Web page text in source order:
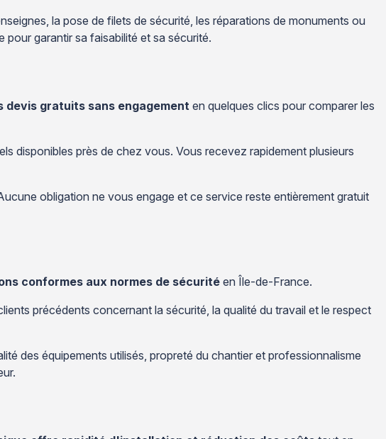
la pose de filets de sécurité, les réparations de monuments ou
garantir sa faisabilité et sa sécurité.
devis gratuits sans engagement en quelques clics pour comparer les
disponibles près de chez vous. Vous recevez rapidement plusieurs
obligation ne vous engage et ce service reste entièrement gratuit
conformes aux normes de sécurité en Île-de-France.
précédents concernant la sécurité, la qualité du travail et le respect
des équipements utilisés, propreté du chantier et professionnalisme